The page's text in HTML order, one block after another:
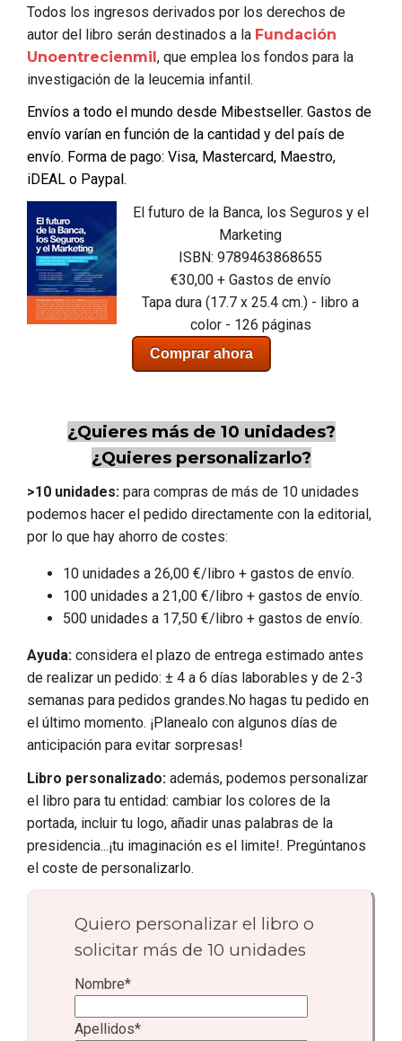
Todos los ingresos derivados por los derechos de
autor del libro serán destinados a la Fundación
Unoentrecienmil, que emplea los fondos para la
investigación de la leucemia infantil.
Envíos a todo el mundo desde Mibestseller. Gastos de
envío varían en función de la cantidad y del país de
envío. Forma de pago: Visa, Mastercard, Maestro,
iDEAL o Paypal.
El futuro de la Banca, los Seguros y el
Marketing
ISBN: 9789463868655
€30,00 + Gastos de envío
Tapa dura (17.7 x 25.4 cm.) - libro a
color - 126 páginas
Comprar ahora
¿Quieres más de 10 unidades?
¿Quieres personalizarlo?
>10 unidades: para compras de más de 10 unidades
podemos hacer el pedido directamente con la editorial,
por lo que hay ahorro de costes:
10 unidades a 26,00 €/libro + gastos de envío.
100 unidades a 21,00 €/libro + gastos de envío.
500 unidades a 17,50 €/libro + gastos de envío.
Ayuda: considera el plazo de entrega estimado antes
de realizar un pedido: ± 4 a 6 días laborables y de 2-3
semanas para pedidos grandes. No hagas tu pedido en
el último momento. ¡Planealo con algunos días de
anticipación para evitar sorpresas!
Libro personalizado: además, podemos personalizar
el libro para tu entidad: cambiar los colores de la
portada, incluir tu logo, añadir unas palabras de la
presidencia...¡tu imaginación es el limite!. Pregúntanos
el coste de personalizarlo.
Quiero personalizar el libro o
solicitar más de 10 unidades
Nombre*
Apellidos*